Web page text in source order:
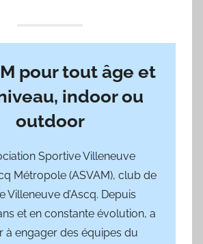
pour tout âge et
indoor ou
outdoor
Sportive Villeneuve
Métropole (ASVAM), club de
Villeneuve d’Ascq. Depuis
et en constante évolution, a
à engager des équipes du